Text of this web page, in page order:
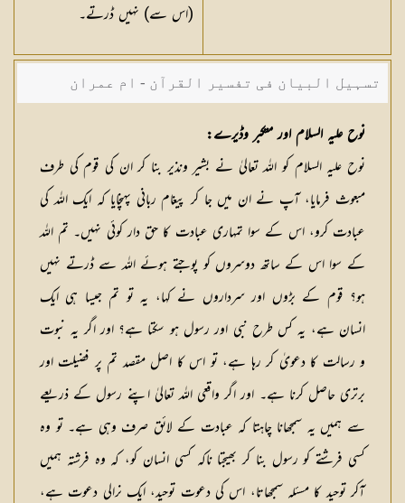
(اس سے) نہیں ڈرتے۔
تسہیل البیان فی تفسیر القرآن - ام عمران
شکیلہ بنت میاں فضل حسین
نوح علیہ السلام اور متکبر وڈیرے:
نوح علیہ السلام کو اللہ تعالیٰ نے بشیر ونذیر بنا کر ان کی قوم کی طرف
مبعوث فرمایا، آپ نے ان میں جا کر پیغام ربانی پہنچایا کہ ایک اللہ کی
عبادت کرو، اس کے سوا تمہاری عبادت کا حق دار کوئی نہیں۔ تم اللہ
کے سوا اس کے ساتھ دوسروں کو پوجتے ہوئے اللہ سے ڈرتے نہیں
ہو؟ قوم کے بڑوں اور سرداروں نے کہا، یہ تو تم جیسا ہی ایک
انسان ہے، یہ کس طرح نبی اور رسول ہو سکتا ہے؟ اور اگر یہ نبوت
و رسالت کا دعویٰ کر رہا ہے، تو اس کا اصل مقصد تم پر فضیلت اور
برتری حاصل کرنا ہے۔ اور اگر واقعی اللہ تعالیٰ اپنے رسول کے ذریعے
سے ہمیں یہ سمجھانا چاہتا کہ عبادت کے لائق صرف وہی ہے۔ تو وہ
کسی فرشتے کو رسول بنا کر بھیجتا ناکہ کسی انسان کو، کہ وہ فرشتہ ہمیں
آکر توحید کا مسئلہ سمجھاتا، اس کی دعوت توحید، ایک نرالی دعوت ہے،